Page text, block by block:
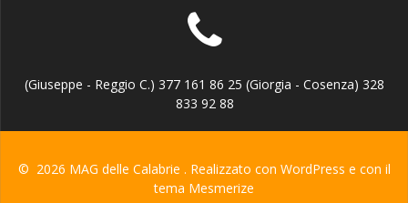
(Giuseppe - Reggio C.) 377 161 86 25 (Giorgia - Cosenza) 328
833 92 88
© 2026 MAG delle Calabrie . Realizzato con WordPress e con il
tema Mesmerize